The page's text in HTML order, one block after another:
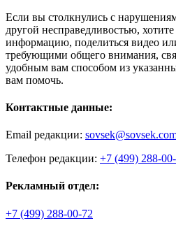
Если вы столкнулись с
другой несправедливостью,
информацию, поделиться видео
требующими общего внимания,
удобным вам способом из
вам помочь.
Контактные данные:
Email редакции:
Телефон редакции: +7 (499) 288-
Рекламный отдел:
+7 (499) 288-00-72